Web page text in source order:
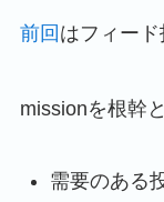
前回 はフィード
missionを根幹
需要のある